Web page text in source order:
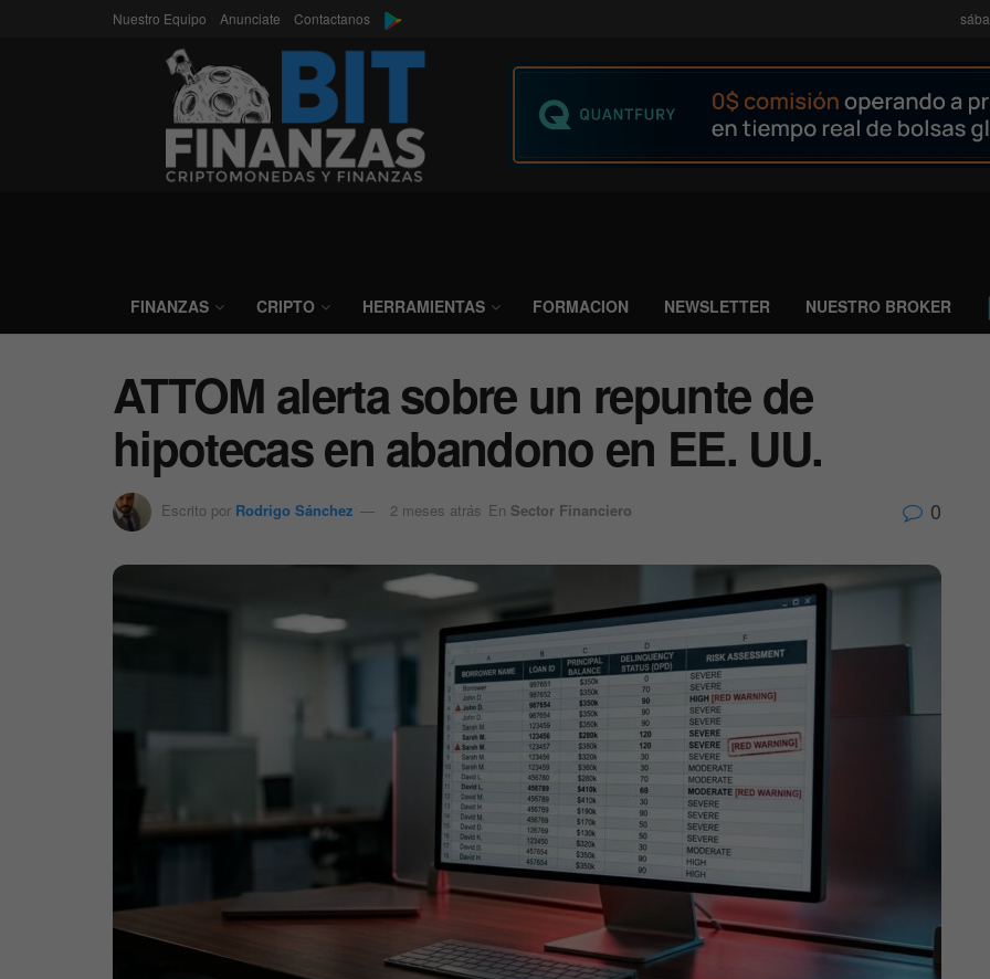
Nuestro Equipo Anunciate Contactanos
FINANZAS CRIPTO HERRAMIENTAS FORMACION NEWSLETTER NUESTRO BROKER
ATTOM alerta sobre un repunte de
hipotecas en abandono en EE. UU.
Escrito por Rodrigo Sánchez 2 meses atrás En Sector Financiero 0